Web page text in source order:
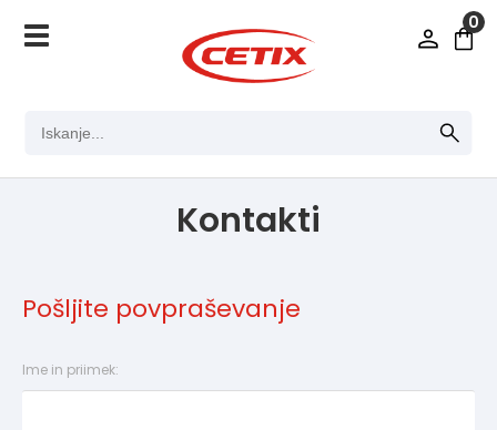
0
Kontakti
Pošljite povpraševanje
Ime in priimek: